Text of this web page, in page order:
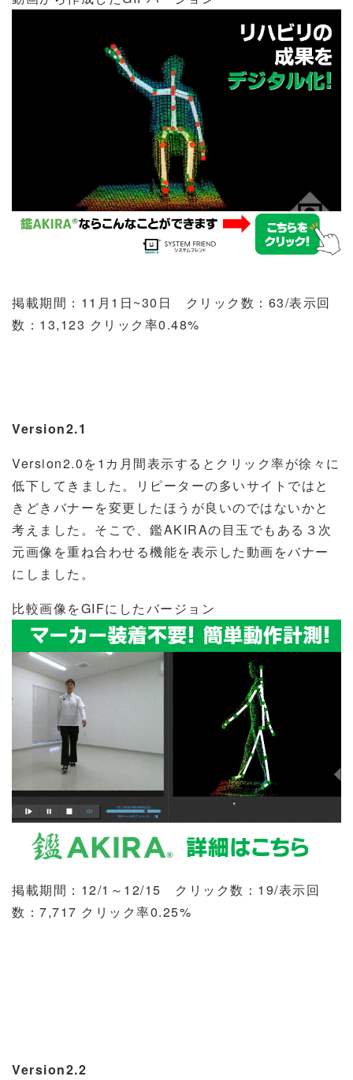
掲載期間： 11 月 1 日~30 日 クリック数： 63/表示回
数： 13,123 クリック率0.48%
Version2.1
Version2.0を1 カ月間表示するとクリック率が徐々に
低下してきました。リピーターの多いサイトではと
きどきバナーを変更したほうが良いのではないかと
考えました。そこで、鑑AKIRAの目玉でもある３次
元画像を重ね合わせる機能を表示した動画をバナー
にしました。
比較画像をGIFにしたバージョン
掲載期間： 12/1 ～ 12/15 クリック数： 19/表示回
数： 7,717 クリック率0.25%
Version2.2